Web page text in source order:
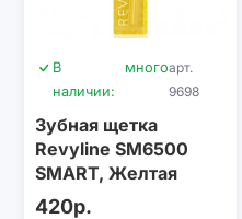
В
наличии:
многоарт.
9698
Зубная щетка
Revyline SM6500
SMART, Желтая
420р.